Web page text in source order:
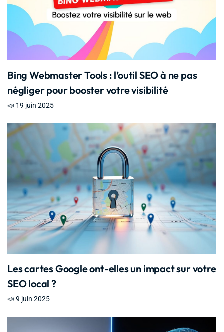
Bing Webmaster Tools : l’outil SEO à ne pas
négliger pour booster votre visibilité
📣 19 juin 2025
Les cartes Google ont-elles un impact sur votre
SEO local ?
📣 9 juin 2025